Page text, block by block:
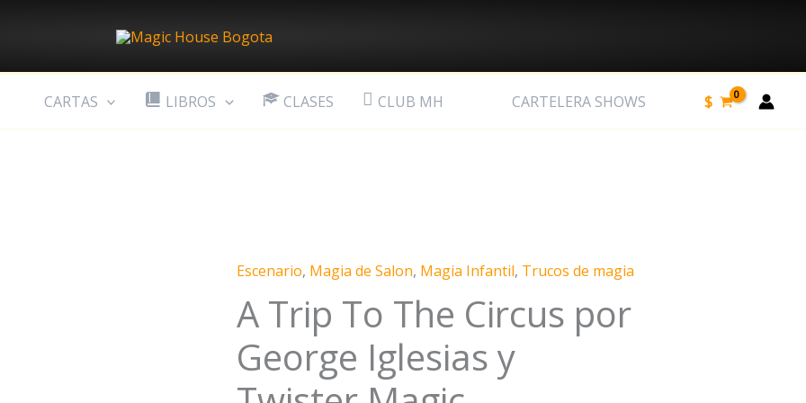
CARTAS LIBROS CLASES CLUB MH CARTELERA SHOWS $
Escenario, Magia de Salon, Magia Infantil, Trucos de magia
A Trip To The Circus por
George Iglesias y
A
Trip
To
The